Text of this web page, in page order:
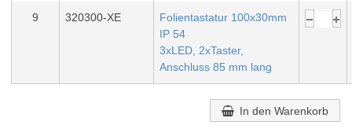
9 320300-XE
Folientastatur 100x30mm
IP 54
3xLED, 2xTaster,
Anschluss 85 mm lang
In den Warenkorb